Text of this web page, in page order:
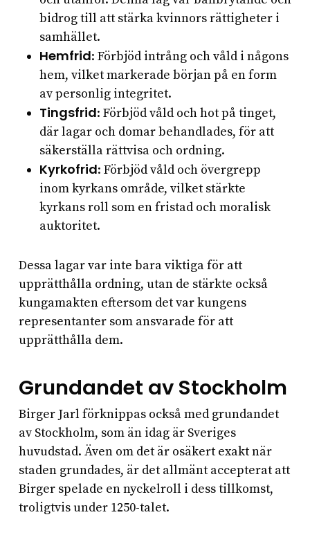
bidrog till att stärka kvinnors rättigheter i
samhället.
Hemfrid: Förbjöd intrång och våld i någons
hem, vilket markerade början på en form
av personlig integritet.
Tingsfrid: Förbjöd våld och hot på tinget,
där lagar och domar behandlades, för att
säkerställa rättvisa och ordning.
Kyrkofrid: Förbjöd våld och övergrepp
inom kyrkans område, vilket stärkte
kyrkans roll som en fristad och moralisk
auktoritet.
Dessa lagar var inte bara viktiga för att
upprätthålla ordning, utan de stärkte också
kungamakten eftersom det var kungens
representanter som ansvarade för att
upprätthålla dem.
Grundandet av Stockholm
Birger Jarl förknippas också med grundandet
av Stockholm, som än idag är Sveriges
huvudstad. Även om det är osäkert exakt när
staden grundades, är det allmänt accepterat att
Birger spelade en nyckelroll i dess tillkomst,
troligtvis under 1250-talet.